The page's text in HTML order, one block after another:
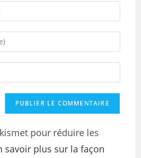
pour réduire les
savoir plus sur la façon